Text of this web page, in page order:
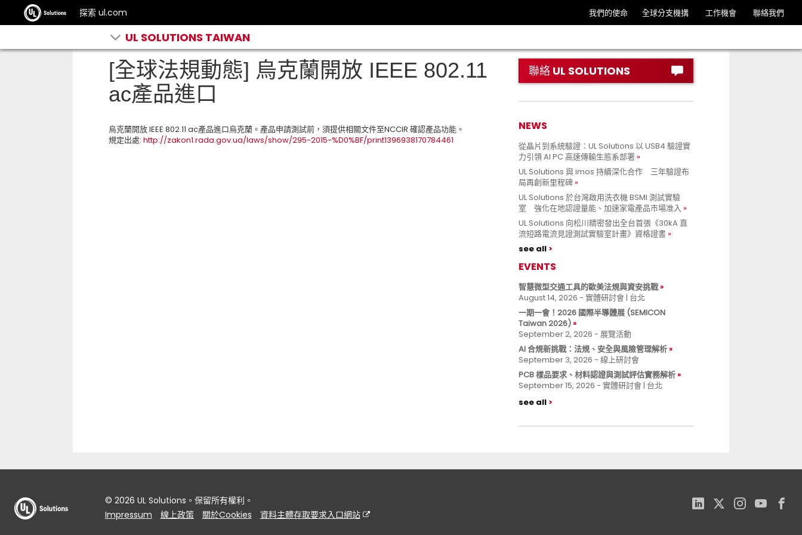
探索 ul.com 我們的使命 全球分支機搆 工作機會 聯絡我們
UL SOLUTIONS TAIWAN
[全球法規動態] 烏克蘭開放 IEEE 802.11
ac產品進口
烏克蘭開放 IEEE 802.11 ac產品進口烏克蘭。產品申請測試前，須提供相關文件至NCCIR 確認產品功能。
規定出處: http://zakon1.rada.gov.ua/laws/show/295-2015-%D0%BF/print1396938170784461
聯絡 UL SOLUTIONS
NEWS
從晶片到系統驗證：UL Solutions 以 USB4 驗證實
力引領 AI PC 高速傳輸生態系部署
UL Solutions 與 imos 持續深化合作 三年驗證布
局再創新里程碑
UL Solutions 於台灣啟用洗衣機 BSMI 測試實驗
室 強化在地認證量能、加速家電產品市場准入
UL Solutions 向松川精密發出全台首張《30kA 直
流短路電流見證測試實驗室計畫》資格證書
see all
EVENTS
智慧微型交通工具的歐美法規與資安挑戰
August 14, 2026 - 實體研討會 | 台北
一期一會！2026 國際半導體展 (SEMICON
Taiwan 2026)
September 2, 2026 - 展覽活動
AI 合規新挑戰：法規、安全與風險管理解析
September 3, 2026 - 線上研討會
PCB 樣品要求、材料認證與測試評估實務解析
September 15, 2026 - 實體研討會 | 台北
see all
© 2026 UL Solutions。保留所有權利。
Impressum
線上政策 關於Cookies 資料主體存取要求入口網站